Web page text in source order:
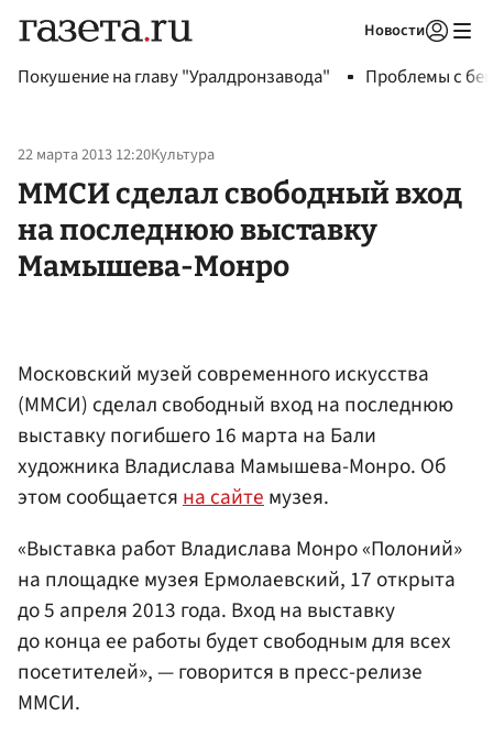
Новости
Покушение на главу "Уралдронзавода" Проблемы с
22 марта 2013 12:20Культура
ММСИ сделал свободный вход
на последнюю выставку
Мамышева-Монро
Московский музей современного искусства
(ММСИ) сделал свободный вход на последнюю
выставку погибшего 16 марта на Бали
художника Владислава Мамышева-Монро. Об
этом сообщаетсяна сайтемузея.
«Выставка работ Владислава Монро «Полоний»
на площадке музея Ермолаевский, 17 открыта
до 5 апреля 2013 года. Вход на выставку
до конца ее работы будет свободным для всех
посетителей», — говорится в пресс-релизе
ММСИ.